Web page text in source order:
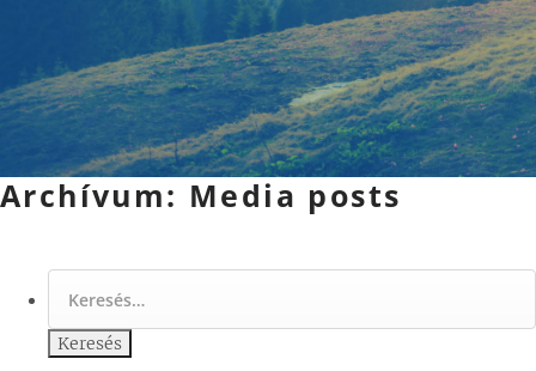
Archívum: Media posts